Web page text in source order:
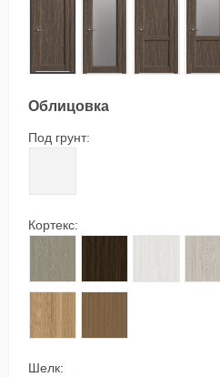
Облицовка
Под грунт:
Кортекс:
155 дуб натуральный
157 темный орех,
158 белый
Шелк: